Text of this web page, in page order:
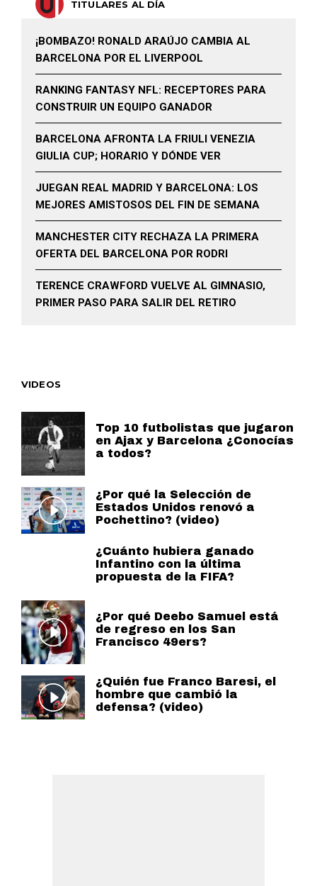
TITULARES AL DÍA
¡BOMBAZO! RONALD ARAÚJO CAMBIA AL
BARCELONA POR EL LIVERPOOL
RANKING FANTASY NFL: RECEPTORES PARA
CONSTRUIR UN EQUIPO GANADOR
BARCELONA AFRONTA LA FRIULI VENEZIA
GIULIA CUP; HORARIO Y DÓNDE VER
JUEGAN REAL MADRID Y BARCELONA: LOS
MEJORES AMISTOSOS DEL FIN DE SEMANA
MANCHESTER CITY RECHAZA LA PRIMERA
OFERTA DEL BARCELONA POR RODRI
TERENCE CRAWFORD VUELVE AL GIMNASIO,
PRIMER PASO PARA SALIR DEL RETIRO
VIDEOS
Top 10 futbolistas que jugaron
en Ajax y Barcelona ¿Conocías
a todos?
¿Por qué la Selección de
Estados Unidos renovó a
Pochettino? (video)
¿Cuánto hubiera ganado
Infantino con la última
propuesta de la FIFA?
¿Por qué Deebo Samuel está
de regreso en los San
Francisco 49ers?
¿Quién fue Franco Baresi, el
hombre que cambió la
defensa? (video)